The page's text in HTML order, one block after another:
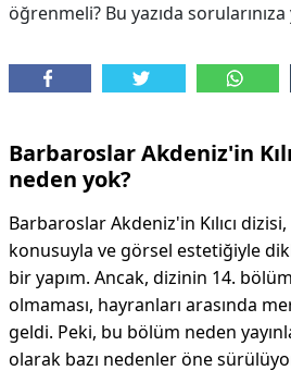
öğrenmeli? Bu yazıda
Barbaroslar Akdeniz'in
neden yok?
Barbaroslar Akdeniz'in Kılıcı
konusuyla ve görsel estetiğiyle
bir yapım. Ancak, dizinin 14.
olmaması, hayranları arasında
geldi. Peki, bu bölüm neden
olarak bazı nedenler öne